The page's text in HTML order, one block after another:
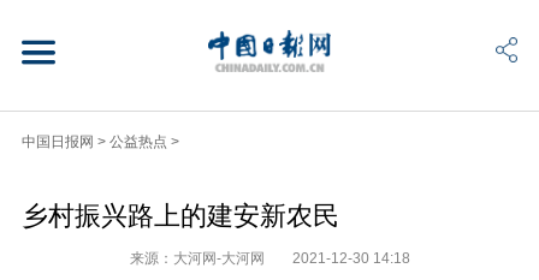
中国日报网 > 公益热点 >
乡村振兴路上的建安新农民
来源：大河网-大河网 2021-12-30 14:18